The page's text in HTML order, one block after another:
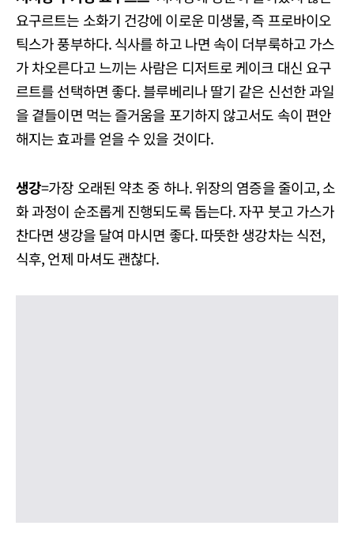
요구르트는 소화기 건강에 이로운 미생물, 즉 프로바이오
틱스가 풍부하다. 식사를 하고 나면 속이 더부룩하고 가스
가 차오른다고 느끼는 사람은 디저트로 케이크 대신 요구
르트를 선택하면 좋다. 블루베리나 딸기 같은 신선한 과일
을 곁들이면 먹는 즐거움을 포기하지 않고서도 속이 편안
해지는 효과를 얻을 수 있을 것이다.
생강=가장 오래된 약초 중 하나. 위장의 염증을 줄이고, 소
화 과정이 순조롭게 진행되도록 돕는다. 자꾸 붓고 가스가
찬다면 생강을 달여 마시면 좋다. 따뜻한 생강차는 식전,
식후, 언제 마셔도 괜찮다.